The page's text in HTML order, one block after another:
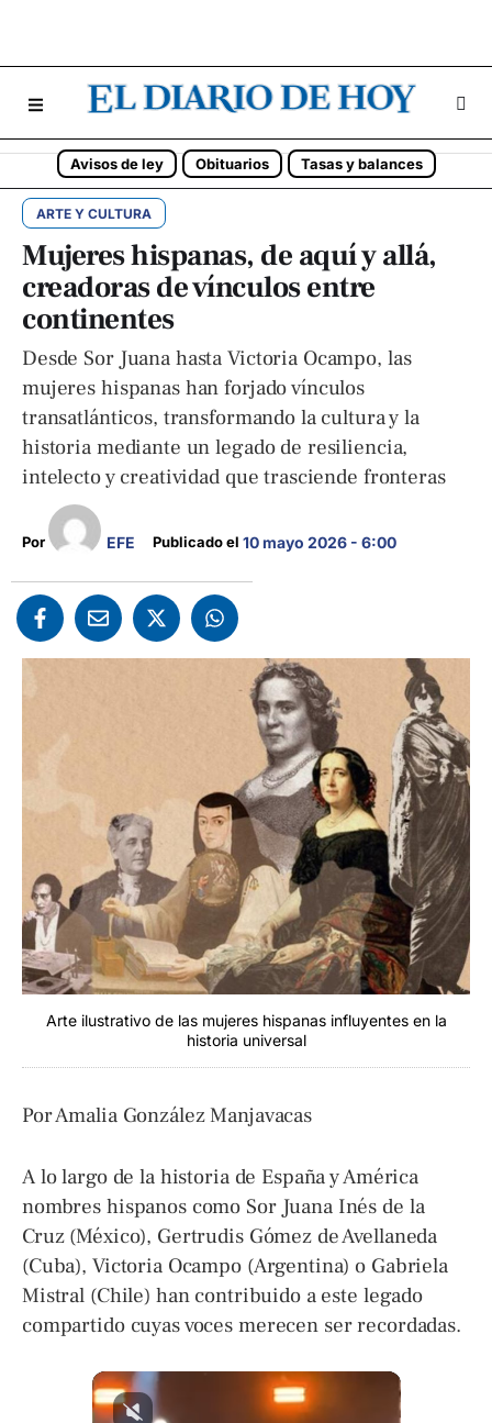
Avisos de ley Obituarios Tasas y balances
ARTE Y CULTURA
Mujeres hispanas, de aquí y allá,
creadoras de vínculos entre
continentes
Desde Sor Juana hasta Victoria Ocampo, las
mujeres hispanas han forjado vínculos
transatlánticos, transformando la cultura y la
historia mediante un legado de resiliencia,
intelecto y creatividad que trasciende fronteras
Por EFE Publicado el 10 mayo 2026 - 6:00
Arte ilustrativo de las mujeres hispanas influyentes en la
historia universal
Por Amalia González Manjavacas
A lo largo de la historia de España y América
nombres hispanos como Sor Juana Inés de la
Cruz (México), Gertrudis Gómez de Avellaneda
(Cuba), Victoria Ocampo (Argentina) o Gabriela
Mistral (Chile) han contribuido a este legado
compartido cuyas voces merecen ser recordadas.